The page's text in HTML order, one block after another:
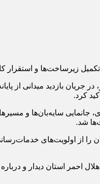
زیرساخت‌ها و استقرار
بازدید میدانی از
کرد.
سایه‌بان‌ها و مسیرهای
شد.
از اولویت‌های
احمر استان دیدار و